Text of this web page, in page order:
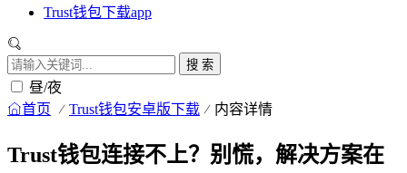
Trust钱包下载app
搜 索
昼/夜
首页 Trust钱包安卓版下载 内容详情
Trust钱包连接不上？别慌，解决方案在